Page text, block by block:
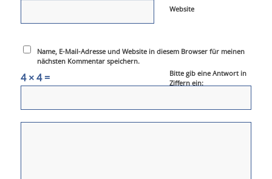
Website
Name, E-Mail-Adresse und Website in diesem Browser für meinen
nächsten Kommentar speichern.
Bitte gib eine Antwort in
Ziffern ein:
4 × 4 =